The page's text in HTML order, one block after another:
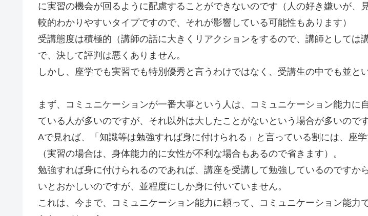
に実習の機会が回るように配慮することができないのです（人の好き嫌いが、
較的わかりやすいタイプですので、それが影響している可能性もあります）
受講態度は積極的（講師の話に大きくリアクションをするので、講師としては
で、決して評判は悪くありません。
しかし、座学でも実習でも特別優秀と言うわけではなく、受講生の中でも並と
まず、コミュニケーションが一番大事という人は、コミュニケーション能力に
ている人が多いのですが、それ以外は大したことがないという場合が多いのです
Aで見れば、「知識等は勉強すれば身に付けられる」と言っている割には、座
（実習の場合は、身体能力的に女性が不利な場合もあるので省きます）。
勉強すれば身に付けられるのであれば、講座を受講して勉強しているのですか
いとおかしいのですが、並程度にしか身に付いていません。
これは、今まで、コミュニケーション能力に頼って、コミュニケーション能力